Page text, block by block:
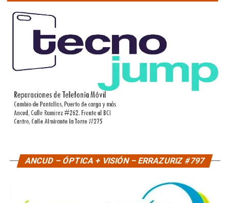
ANCUD – ÓPTICA + VISIÓN – ERRAZURIZ #797